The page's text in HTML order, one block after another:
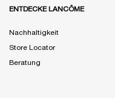
ENTDECKE LANCÔME
Nachhaltigkeit
Store Locator
Beratung